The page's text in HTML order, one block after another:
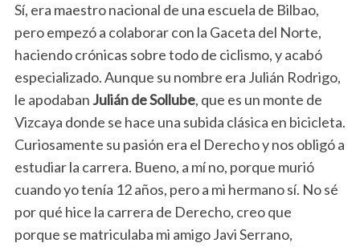
Sí, era maestro nacional de una escuela de Bilbao,
pero empezó a colaborar con la Gaceta del Norte,
haciendo crónicas sobre todo de ciclismo, y acabó
especializado. Aunque su nombre era Julián Rodrigo,
le apodaban Julián de Sollube, que es un monte de
Vizcaya donde se hace una subida clásica en bicicleta.
Curiosamente su pasión era el Derecho y nos obligó a
estudiar la carrera. Bueno, a mí no, porque murió
cuando yo tenía 12 años, pero a mi hermano sí. No sé
por qué hice la carrera de Derecho, creo que
porque se matriculaba mi amigo Javi Serrano,